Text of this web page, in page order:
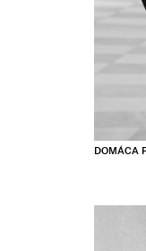
DOMÁCA